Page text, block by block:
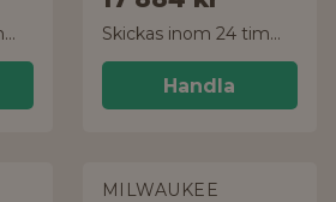
Skickas inom 24 timmar! Skickas inom 24 timmar!
Handla
MILWAUKEE